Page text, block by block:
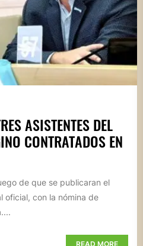
ASISTENTES DEL
CONTRATADOS EN
de que se publicaran el
oficial, con la nómina de
READ MORE